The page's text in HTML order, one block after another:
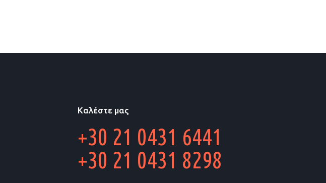
Καλέστε μας
+30 21 0431 6441
+30 21 0431 8298